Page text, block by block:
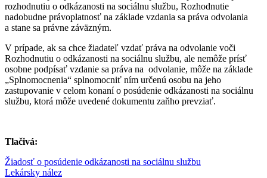
rozhodnutiu o odkázanosti na sociálnu službu, Rozhodnutie
nadobudne právoplatnosť na základe vzdania sa práva odvolania
a stane sa právne záväzným.
V prípade, ak sa chce žiadateľ vzdať práva na odvolanie voči
Rozhodnutiu o odkázanosti na sociálnu službu, ale nemôže prísť
osobne podpísať vzdanie sa práva na odvolanie, môže na základe
„Splnomocnenia“ splnomocniť ním určenú osobu na jeho
zastupovanie v celom konaní o posúdenie odkázanosti na sociálnu
službu, ktorá môže uvedené dokumentu zaňho prevziať.
Tlačivá:
Žiadosť o posúdenie odkázanosti na sociálnu službu
Lekársky nález